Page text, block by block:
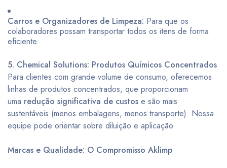
Carros e Organizadores de Limpeza: Para que os
colaboradores possam transportar todos os itens de forma
eficiente.
5. Chemical Solutions: Produtos Químicos Concentrados
Para clientes com grande volume de consumo, oferecemos
linhas de produtos concentrados, que proporcionam
uma redução significativa de custos e são mais
sustentáveis (menos embalagens, menos transporte). Nossa
equipe pode orientar sobre diluição e aplicação.
Marcas e Qualidade: O Compromisso Aklimp